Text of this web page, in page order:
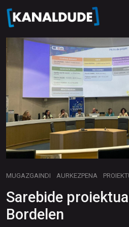
MUGAZGAINDI AURKEZPENA
Sarebide
Bordelen